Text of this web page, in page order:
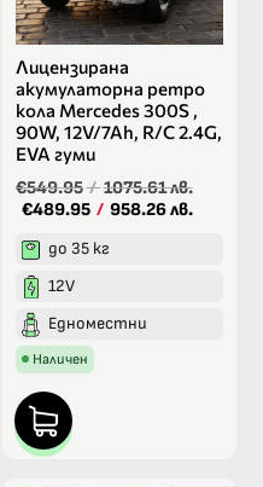
Лицензирана
акумулаторна ретро
кола Mercedes 300S ,
90W, 12V/7Ah, R/C 2.4G,
EVA гуми
€549.95/1075.61 лв.
€489.95 / 958.26 лв.
до 35 кг
12V
Едноместни
Наличен